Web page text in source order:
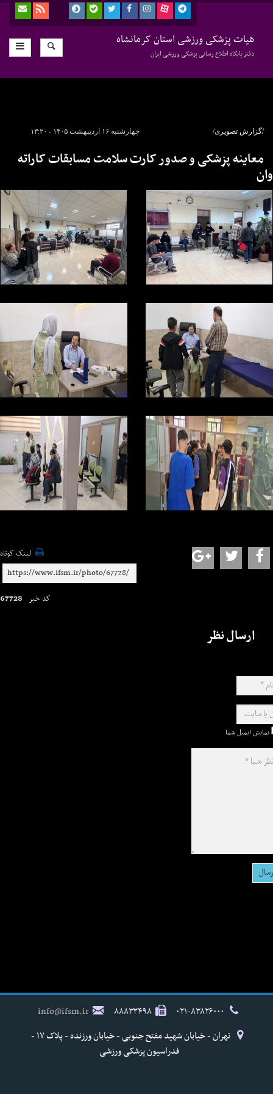
هیات پزشکی ورزشی استان کرمانشاه
دفتر پایگاه اطلاع رسانی پزشکی ورزشی ایران
چهارشنبه ۱۶ اردیبهشت ۱۴۰۵ - ۱۳:۲۰ /گزارش تصویری/
معاینه پزشکی و صدور کارت سلامت مسابقات کاراته
وان
لینک کوتاه
کد خبر 67728
ارسال نظر
نمایش ایمیل شما
۸۸۸۳۳۴۹۸
info@ifsm.ir
تهران - خیابان شهید مفتح جنوبی - خیابان ورزنده - پلاک ۱۷ -
فدراسیون پزشکی ورزشی